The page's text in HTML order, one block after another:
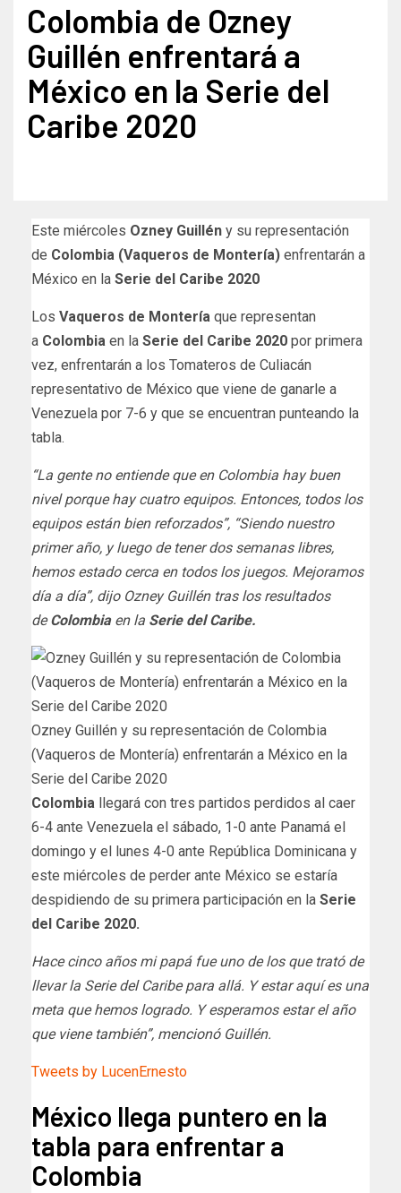
Colombia de Ozney
Guillén enfrentará a
México en la Serie del
Caribe 2020
Este miércoles Ozney Guillén y su representación
de Colombia (Vaqueros de Montería) enfrentarán a
México en la Serie del Caribe 2020
Los Vaqueros de Montería que representan
a Colombia en la Serie del Caribe 2020 por primera
vez, enfrentarán a los Tomateros de Culiacán
representativo de México que viene de ganarle a
Venezuela por 7-6 y que se encuentran punteando la
tabla.
“La gente no entiende que en Colombia hay buen
nivel porque hay cuatro equipos. Entonces, todos los
equipos están bien reforzados”, “Siendo nuestro
primer año, y luego de tener dos semanas libres,
hemos estado cerca en todos los juegos. Mejoramos
día a día”, dijo Ozney Guillén tras los resultados
deColombiaen la Serie del Caribe.
Ozney Guillén y su representación de Colombia
(Vaqueros de Montería) enfrentarán a México en la
Serie del Caribe 2020
Colombia llegará con tres partidos perdidos al caer
6-4 ante Venezuela el sábado, 1-0 ante Panamá el
domingo y el lunes 4-0 ante República Dominicana y
este miércoles de perder ante México se estaría
despidiendo de su primera participación en la Serie
del Caribe 2020.
Hace cinco años mi papá fue uno de los que trató de
llevar la Serie del Caribe para allá. Y estar aquí es una
meta que hemos logrado. Y esperamos estar el año
que viene también”, mencionó Guillén.
Tweets by LucenErnesto
México llega puntero en la
tabla para enfrentar a
Colombia